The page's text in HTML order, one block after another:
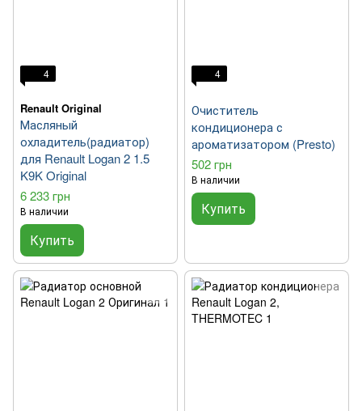
4
Renault Original
Масляный
охладитель(радиатор)
для Renault Logan 2 1.5
K9K Original
6 233 грн
В наличии
Купить
4
Очиститель
кондиционера с
ароматизатором (Presto)
502 грн
В наличии
Купить